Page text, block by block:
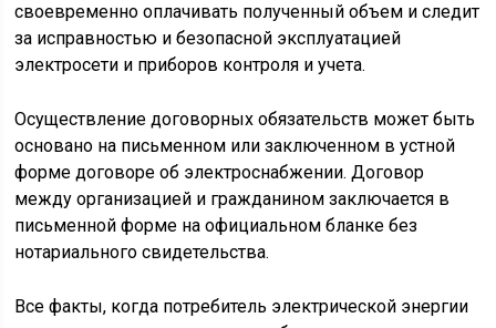
своевременно оплачивать полученный объем и следит
за исправностью и безопасной эксплуатацией
электросети и приборов контроля и учета.
Осуществление договорных обязательств может быть
основано на письменном или заключенном в устной
форме договоре об электроснабжении. Договор
между организацией и гражданином заключается в
письменной форме на официальном бланке без
нотариального свидетельства.
Все факты, когда потребитель электрической энергии